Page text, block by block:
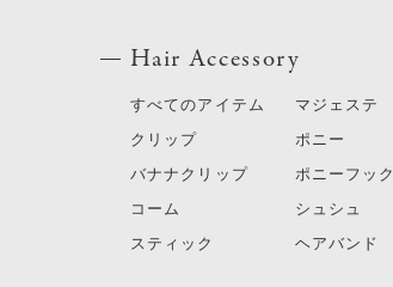
Hair Accessory
すべてのアイテム
クリップ
バナナクリップ
コーム
スティック
マジェステ
ポニー
ポニーフック
シュシュ
ヘアバンド